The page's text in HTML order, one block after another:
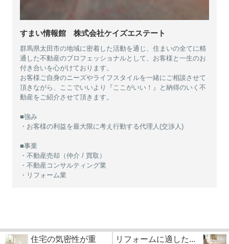
すまい情報館 株式会社ケイズエステート
群馬県太田市の地域に密着した活動を通じ、住まいの全てに精
通した不動産のプロフェッショナルとして、お客様と一生のお
付き合いを心がけております。
お客様ご自身のニーズやライフスタイルを一緒にご相談させて
頂きながら、ここでいいより『ここがいい！』と納得のいく不
動産をご紹介させて頂きます。
■強み
・お客様の利益を最大限に考え行動する代理人(交渉人)
■事業
・不動産売却（仲介 / 買取）
・不動産コンサルティング業
・リフォーム業
住宅の気密性が重
リフォームに適した...